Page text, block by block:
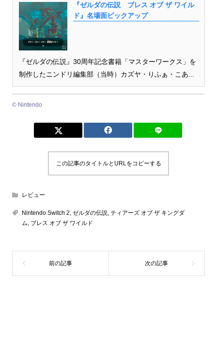
『ゼルダの伝説 ブレス オブ ザ ワイル
ド』名場面ピックアップ
『ゼルダの伝説』30周年記念書籍「マスターワークス」を
制作したニンドリ編集部（当時）カズヤ・りふぁ・こあ...
© Nintendo
この記事のタイトルとURLをコピーする
レビュー
Nintendo Switch 2, ゼルダの伝説, ティアーズ オブ ザ キングダ
ム, ブレス オブ ザ ワイルド